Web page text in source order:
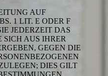
AUF
1 LIT. E ODER F
JEDERZEIT DAS
SICH AUS IHRER
GEGEN DIE
DIES GILT